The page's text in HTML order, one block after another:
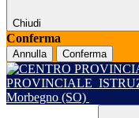
Chiudi
Conferma
Annulla Conferma
PROVINCIALE
Morbegno (SO)